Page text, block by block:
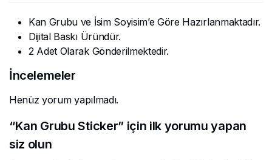
Kan Grubu ve İsim Soyisim’e Göre Hazırlanmaktadır.
Dijital Baskı Üründür.
2 Adet Olarak Gönderilmektedir.
İncelemeler
Henüz yorum yapılmadı.
“Kan Grubu Sticker” için ilk yorumu yapan
siz olun